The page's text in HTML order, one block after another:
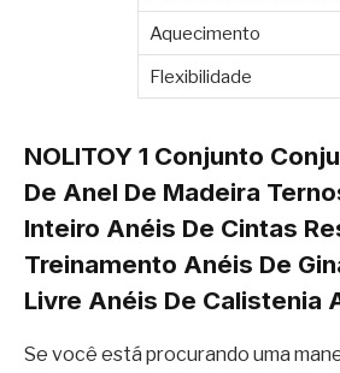
Aquecimento
Flexibilidade
NOLITOY 1 Conjunto
De Anel De Madeira
Inteiro Anéis De Cintas
Treinamento Anéis De
Livre Anéis De Calistenia
Se você está procurando uma